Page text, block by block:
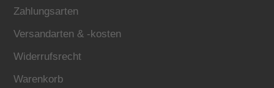
Zahlungsarten
Versandarten & -kosten
Widerrufsrecht
Warenkorb